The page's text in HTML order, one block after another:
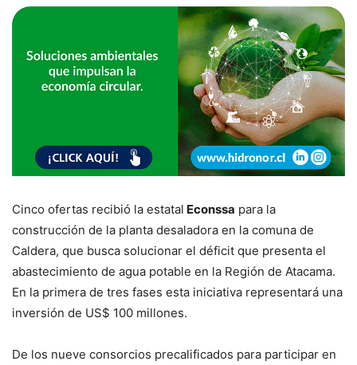
Cinco ofertas recibió la estatal Econssa para la
construcción de la planta desaladora en la comuna de
Caldera, que busca solucionar el déficit que presenta el
abastecimiento de agua potable en la Región de Atacama.
En la primera de tres fases esta iniciativa representará una
inversión de US$ 100 millones.
De los nueve consorcios precalificados para participar en